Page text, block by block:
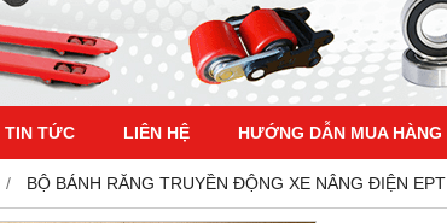
TIN TỨC LIÊN HỆ HƯỚNG DẪN MUA HÀNG
BỘ BÁNH RĂNG TRUYỀN ĐỘNG XE NÂNG ĐIỆN EPT